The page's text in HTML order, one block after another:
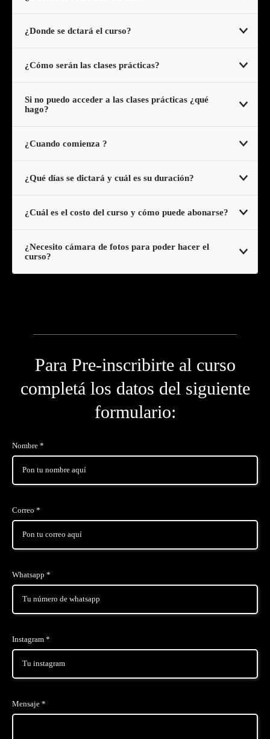
¿Donde se dctará el curso?
¿Cómo serán las clases prácticas?
Sesión de fotos
Si no puedo acceder a las clases prácticas ¿qué
hago?
¿Cuando comienza ?
¿Qué días se dictará y cuál es su duración?
¿Cuál es el costo del curso y cómo puede abonarse?
¿Necesito cámara de fotos para poder hacer el
curso?
Para Pre-inscribirte al curso
completá los datos del siguiente
formulario:
Nombre *
Correo *
Whatsapp *
Instagram *
Mensaje *